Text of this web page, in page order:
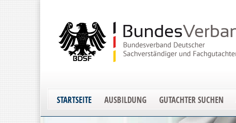
STARTSEITE AUSBILDUNG GUTACHTER SUCHEN